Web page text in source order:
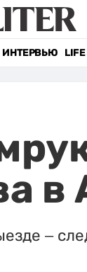
ИНТЕРВЬЮ
в
–